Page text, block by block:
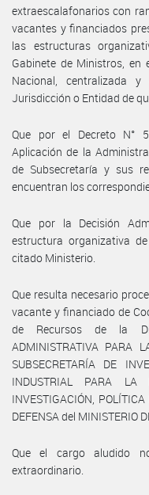
extraescalafonarios con
vacantes y financiados
las estructuras
Gabinete de Ministros, en
Nacional, centralizada
Jurisdicción o Entidad de
Que por el Decreto N°
Aplicación de la
de Subsecretaría y sus
encuentran los
Que por la Decisión
estructura organizativa
citado Ministerio.
Que resulta necesario
vacante y financiado de
de Recursos de la
ADMINISTRATIVA PARA
SUBSECRETARÍA DE
INDUSTRIAL PARA
INVESTIGACIÓN,
DEFENSA del MINISTERIO
Que el cargo aludido
extraordinario.